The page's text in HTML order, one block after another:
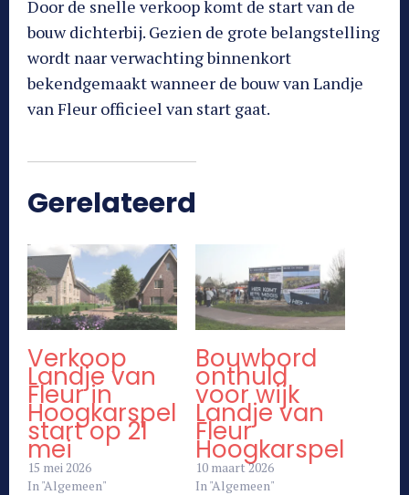
Door de snelle verkoop komt de start van de
bouw dichterbij. Gezien de grote belangstelling
wordt naar verwachting binnenkort
bekendgemaakt wanneer de bouw van Landje
van Fleur officieel van start gaat.
Gerelateerd
Verkoop
Landje van
Fleur in
Hoogkarspel
start op 21
mei
15 mei 2026
In "Algemeen"
Bouwbord
onthuld
voor wijk
Landje van
Fleur
Hoogkarspel
10 maart 2026
In "Algemeen"